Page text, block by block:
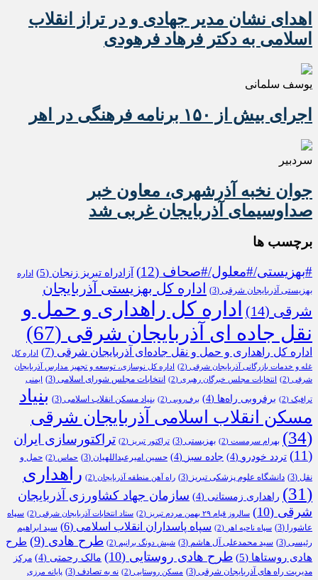
اهدای نشان مدیر جهادی و در تراز انقلاب
اسلامی به دکتر فرهاد فرهودی
یوسف سلمانی
اجرای بیش از ۱۵۰ برنامه فرهنگی در اهر
سردبیر
جوان نخبه آذرشهری، معاون خبر
صداوسیمای آذربایجان غربی شد
برچسب ها
#بهزیستی/#معلول/#صحاف (12) آزادراه تبریز زنجان (5)
اداره
بهزیستی آذربایجان شرقی (3)
اداره کل بهزیستی آذربایجان
شرقی (14)
اداره کل راهداری و حمل و
نقل جاده ای آذربایجان شرقی (67)
اداره کل راهداری و حمل و نقل جاده‌ای آذربایجان شرقی (7)
اداره کل
غله و خدمات بازرگانی آذربایجان شرقی (2)
اداره کل نوسازی، توسعه و تجهیز مدارس آذربایجان
شرقی (2) انتخابات مجلس خبرگان رهبری (2) انتخابات مجلس شورای اسلامی (3) ایمنی
ترافیک (2) برفروبی راه‌ها (4) برف‌روبی (2) بنیاد مسکن انقلاب اسلامی (3)
بنیاد
مسکن انقلاب اسلامی آذربایجان شرقی
(34)
بهرام سرمست (2) بهزیستی (3) تراکتور تبریز (2)
تراکتورسازی ایران
(11)
تردد خودرو (4) جاده سبز (4) حسین امیرعبداللهیان (3) حماس (2)
حمل و
نقل (3) دانشگاه علوم پزشکی تبریز (3) راه آهن منطقه آذربایجان (2)
راهداری
(31)
راهداری زمستانی (4)
سازمان جهاد کشاورزی آذربایجان
شرقی (10) سالروز قیام ۲۹ بهمن مردم تبریز (2) ستاد انتخابات آذربایجان شرقی (2)
سپاه
عاشورا
(3) سپاه ناحیه اهر (2) سپاه پاسداران انقلاب اسلامی (6)
سید ابراهیم
رئیسی (3) سید محمدعلی آل هاشم (3) شیش دونگ برانیم (2) طرح هادی (9)
طرح
هادی روستاها (5) طرح هادی روستایی (10) مالک رحمتی (4)
مرکز
مدیریت راه های آذربایجان شرقی (3) مسکن روستایی (2) نه به تصادف (3) پایانه مرزی